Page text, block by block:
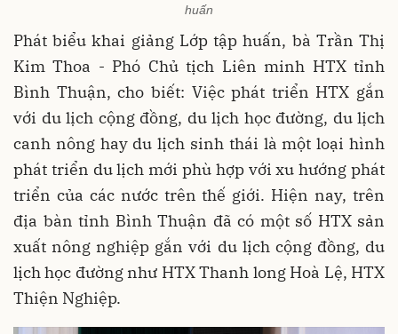
huấn
Phát biểu khai giảng Lớp tập huấn, bà Trần Thị
Kim Thoa - Phó Chủ tịch Liên minh HTX tỉnh
Bình Thuận, cho biết: Việc phát triển HTX gắn
với du lịch cộng đồng, du lịch học đường, du lịch
canh nông hay du lịch sinh thái là một loại hình
phát triển du lịch mới phù hợp với xu hướng phát
triển của các nước trên thế giới. Hiện nay, trên
địa bàn tỉnh Bình Thuận đã có một số HTX sản
xuất nông nghiệp gắn với du lịch cộng đồng, du
lịch học đường như HTX Thanh long Hoà Lệ, HTX
Thiện Nghiệp.